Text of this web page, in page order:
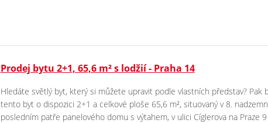
Prodej bytu 2+1, 65,6 m² s lodžií - Praha 14
Hledáte světlý byt, který si můžete upravit podle vlastních představ? Pak
tento byt o dispozici 2+1 a celkové ploše 65,6 m², situovaný v 8.
posledním patře panelového domu s výtahem, v ulici Cíglerova na Praze